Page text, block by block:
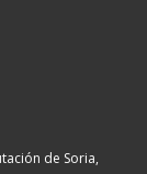
de Soria,